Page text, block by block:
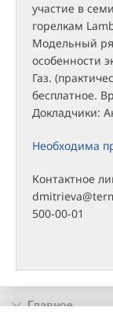
участие в
горелкам
Модельный
особенности
Газ.
бесплатное.
Докладчики:
Необходима
Контактное
500-00-01
Главное